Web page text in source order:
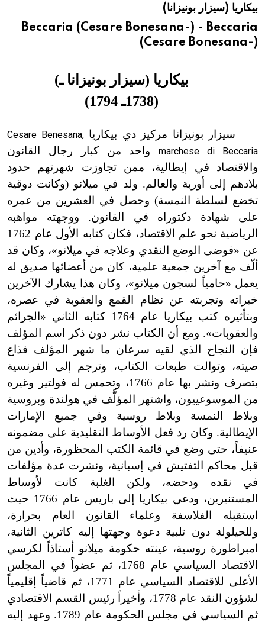
هيئة الموسوعة العربية تطلق موسوعات جديدة في عام 2026
بيكاريا (سيزار بونيزانا)
Beccaria (Cesare Bonesana-) - Beccaria
(Cesare Bonesana-)
بيكاريا (سيزار بونيزانا ـ)
(1738
ـ1794)
سيزار بونيزانا مركيز دي بيكارياCesare Benesana,
marchese di Beccariaواحد من كبار رجال القانون
والاقتصاد في إيطالية، ممن تجاوزت شهرتهم حدود
بلادهم إلى أوربة والعالم. ولد في ميلانو (وكانت دوقية
تخضع لسلطة النمسة) وحصل في العشرين من عمره
على شهادة دكتوراه في القانون. ووجهته مواهبه
الرياضية نحو علم الاقتصاد، فكان كتابه الأول عام 1762
عن «فوضى الوضع النقدي وعلاجه في ميلانو»، وكان قد
ألّف مع آخرين جمعية علمية، كان من أعضائها صديق له
يعمل «حامياً لسجون ميلانو»، وكان هذا يشارك الآخرين
خبراته وتجربته عن نظام القمع والعقوبة في عصره،
وبتأثيره كتب بيكاريا عام 1764 كتابه الثاني «الجرائم
والعقوبات». ومع أن الكتاب نشر دون ذكر اسم المؤلف
فإن النجاح الذي لقيه سرعان ما شهر المؤلف فذاع
صيته، وتوالت طبعات الكتاب، وترجم إلى الفرنسية
بتصرف ونشر بها عام 1766، وتحمس له فولتير وغيره
من الموسوعييون، واشتهر المؤلَّف في هولندة وبروسية
وبلاط النمسة وبلاط روسية وفي جميع الإمارات
الإيطالية. وكان رد فعل الأوساط التقليدية على مضمونه
عنيفاً، حتى وضع في قائمة الكتب المحظورة، وأدين من
قبل محاكم التفتيش في إسبانية، ونشرت عدة مؤلفات
في نقده ودحضه، ولكن الغلبة كانت لأوساط
المستنيرين، ودعي بيكاريا إلى باريس عام 1766 حيث
استقبله الفلاسفة وعلماء القانون العام بحرارة،
وللحيلولة دون تلبية دعوة وجهتها إليه كاترين الثانية،
امبراطورة روسية، عينته حكومة ميلانو أستاذاً لكرسي
الاقتصاد السياسي عام 1768، ثم عضواً في المجلس
الأعلى للاقتصاد السياسي عام 1771، ثم قاضياً إقليمياً
لشؤون النقد عام 1778، وأخيراً رئيس القسم الاقتصادي
ثم السياسي في مجلس الحكومة عام 1789. وعهد إليه